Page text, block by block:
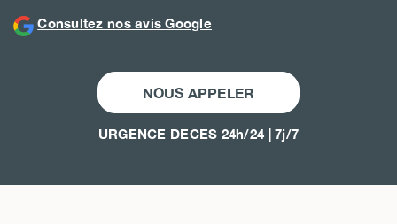
Consultez nos avis Google
NOUS APPELER
URGENCE DECES 24h/24 | 7j/7